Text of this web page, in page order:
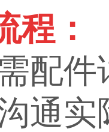
程：
配
通实